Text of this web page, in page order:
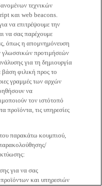
τεχνικών
και web beacons.
να επιτρέψουμε την
να σας παρέχουμε
όπως η απομνημόνευση
γλωσσικών προτιμήσεών
για τη δημιουργία
βάση φιλική προς το
γραμμές των αρχών
να
τον ιστότοπό
προϊόντα, τις υπηρεσίες
παρακάτω κουμπιού,
για να σας
προϊόντων και υπηρεσιών